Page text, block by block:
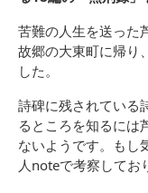
苦難の人生を送った
故郷の大東町に帰り、
した。
詩碑に残されている
るところを知るには
ないようです。もし
人noteで考察してお